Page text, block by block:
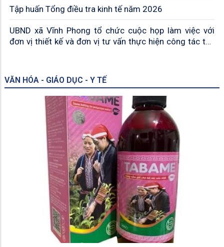
Tập huấn Tổng điều tra kinh tế năm 2026
UBND xã Vĩnh Phong tổ chức cuộc họp làm việc với
đơn vị thiết kế và đơn vị tư vấn thực hiện công tác thu
VĂN HÓA - GIÁO DỤC - Y TẾ